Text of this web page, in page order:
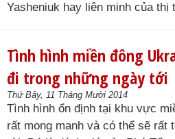
Yasheniuk hay liên minh của
Tình hình miền đông
đi trong những ngày tới
Thứ Bảy, 11 Tháng Mười 2014
Tình hình ổn định tại khu vực
rất mong manh và có thể sẽ rất